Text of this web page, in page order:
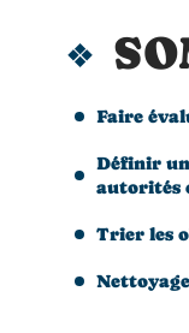
Faire
Définir
autorités
Trier les